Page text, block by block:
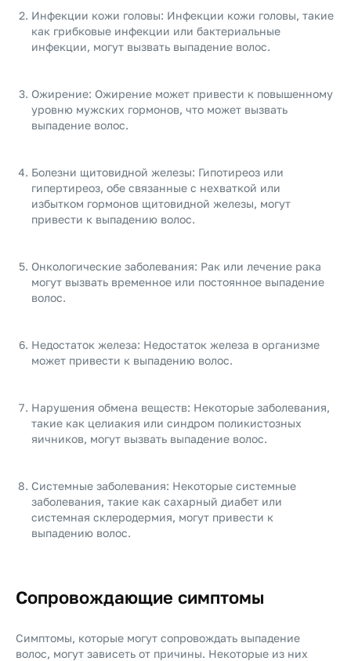
Инфекции кожи головы: Инфекции кожи головы, такие
как грибковые инфекции или бактериальные
инфекции, могут вызвать выпадение волос.
Ожирение: Ожирение может привести к повышенному
уровню мужских гормонов, что может вызвать
выпадение волос.
Болезни щитовидной железы: Гипотиреоз или
гипертиреоз, обе связанные с нехваткой или
избытком гормонов щитовидной железы, могут
привести к выпадению волос.
Онкологические заболевания: Рак или лечение рака
могут вызвать временное или постоянное выпадение
волос.
Недостаток железа: Недостаток железа в организме
может привести к выпадению волос.
Нарушения обмена веществ: Некоторые заболевания,
такие как целиакия или синдром поликистозных
яичников, могут вызвать выпадение волос.
Системные заболевания: Некоторые системные
заболевания, такие как сахарный диабет или
системная склеродермия, могут привести к
выпадению волос.
Сопровождающие симптомы
Симптомы, которые могут сопровождать выпадение
волос, могут зависеть от причины. Некоторые из них